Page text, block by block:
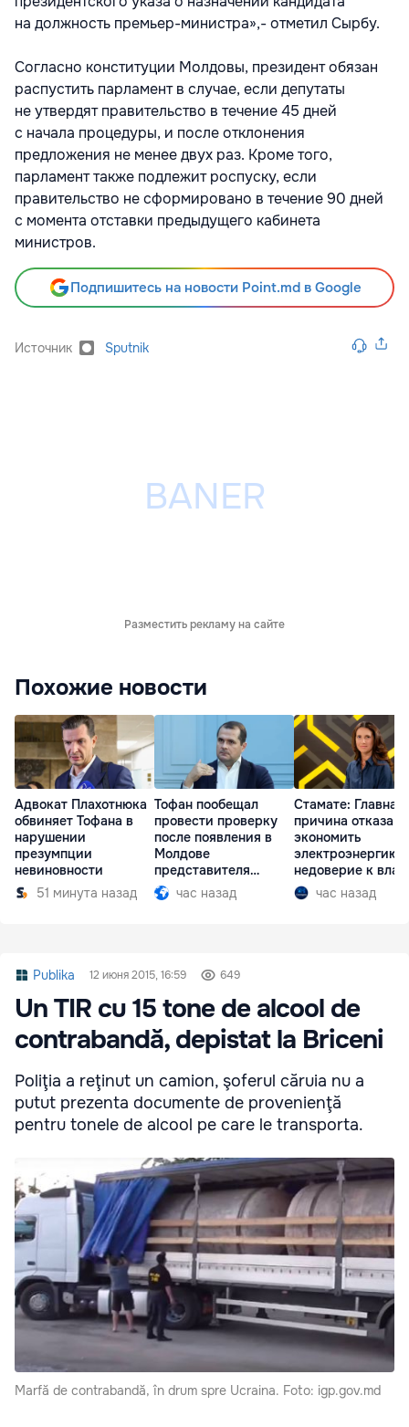
на должность премьер-министра»,- отметил Сырбу.
Согласно конституции Молдовы, президент обязан
распустить парламент в случае, если депутаты
не утвердят правительство в течение 45 дней
с начала процедуры, и после отклонения
предложения не менее двух раз. Кроме того,
парламент также подлежит роспуску, если
правительство не сформировано в течение 90 дней
с момента отставки предыдущего кабинета
министров.
Подпишитесь на новости Point.md в Google
Источник Sputnik
Разместить рекламу на сайте
Похожие новости
Адвокат Плахотнюка
обвиняет Тофана в
нарушении
презумпции
невиновности
51 минута назад
Тофан пообещал
провести проверку
после появления в
Молдове
представителя
Южной Осетии
час назад
Стамате: Главная
причина отказа
экономить
электроэнергию
недоверие к
час назад
Publika 12 июня 2015, 16:59 649
Un TIR cu 15 tone de alcool de
contrabandă, depistat la Briceni
Poliţia a reţinut un camion, şoferul căruia nu a
putut prezenta documente de provenienţă
pentru tonele de alcool pe care le transporta.
Marfă de contrabandă, în drum spre Ucraina. Foto: igp.gov.md